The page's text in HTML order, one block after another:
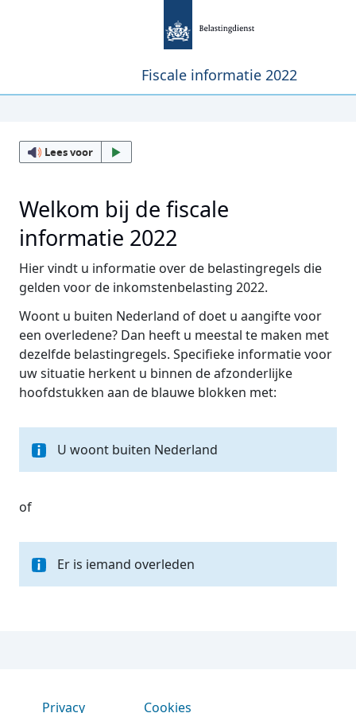
Fiscale informatie 2022
Lees voor
Welkom bij de fiscale
informatie 2022
Hier vindt u informatie over de belastingregels die
gelden voor de inkomstenbelasting 2022.
Woont u buiten Nederland of doet u aangifte voor
een overledene? Dan heeft u meestal te maken met
dezelfde belastingregels. Specifieke informatie voor
uw situatie herkent u binnen de afzonderlijke
hoofdstukken aan de blauwe blokken met:
U woont buiten Nederland
of
Er is iemand overleden